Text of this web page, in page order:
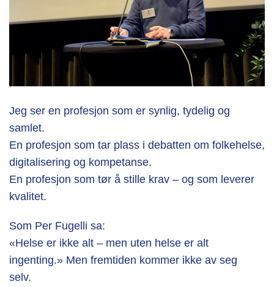
Jeg ser en profesjon som er synlig, tydelig og
samlet.
En profesjon som tar plass i debatten om folkehelse,
digitalisering og kompetanse.
En profesjon som tør å stille krav – og som leverer
kvalitet.
Som Per Fugelli sa:
«Helse er ikke alt – men uten helse er alt
ingenting.» Men fremtiden kommer ikke av seg
selv.